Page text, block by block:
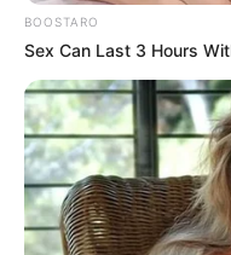
BOOSTARO
Sex Can Last 3 Hours